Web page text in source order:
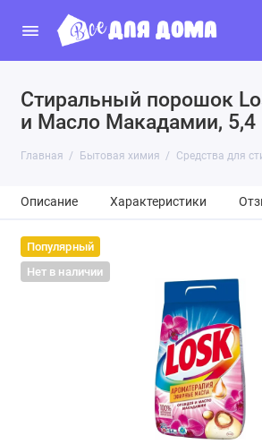
Стиральный порошок
и Масло Макадамии, 5,4
Главная Бытовая химия Средства для
Описание Характеристики
Популярный
Нет в наличии